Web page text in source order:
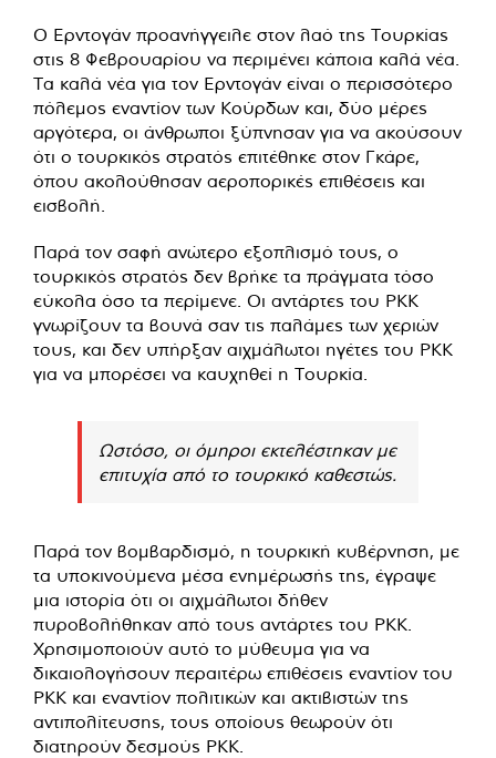
Ο Ερντογάν προανήγγειλε στον λαό της Τουρκίας
στις 8 Φεβρουαρίου να περιμένει κάποια καλά νέα.
Τα καλά νέα για τον Ερντογάν είναι ο περισσότερο
πόλεμος εναντίον των Κούρδων και, δύο μέρες
αργότερα, οι άνθρωποι ξύπνησαν για να ακούσουν
ότι ο τουρκικός στρατός επιτέθηκε στον Γκάρε,
όπου ακολούθησαν αεροπορικές επιθέσεις και
εισβολή.
Παρά τον σαφή ανώτερο εξοπλισμό τους, ο
τουρκικός στρατός δεν βρήκε τα πράγματα τόσο
εύκολα όσο τα περίμενε. Οι αντάρτες του ΡΚΚ
γνωρίζουν τα βουνά σαν τις παλάμες των χεριών
τους, και δεν υπήρξαν αιχμάλωτοι ηγέτες του ΡΚΚ
για να μπορέσει να καυχηθεί η Τουρκία.
Ωστόσο, οι όμηροι εκτελέστηκαν με
επιτυχία από το τουρκικό καθεστώς.
Παρά τον βομβαρδισμό, η τουρκική κυβέρνηση, με
τα υποκινούμενα μέσα ενημέρωσής της, έγραψε
μια ιστορία ότι οι αιχμάλωτοι δήθεν
πυροβολήθηκαν από τους αντάρτες του ΡΚΚ.
Χρησιμοποιούν αυτό το μύθευμα για να
δικαιολογήσουν περαιτέρω επιθέσεις εναντίον του
PKK και εναντίον πολιτικών και ακτιβιστών της
αντιπολίτευσης, τους οποίους θεωρούν ότι
διατηρούν δεσμούς PKK.